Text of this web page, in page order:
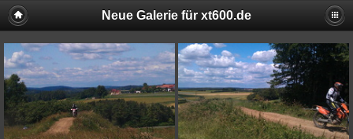
Neue Galerie für xt600.de